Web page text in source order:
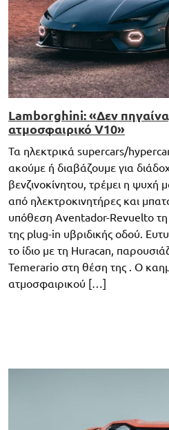
Lamborghini: «Δεν
ατμοσφαιρικό V10»
Τα ηλεκτρικά supercars/
ακούμε ή διαβάζουμε για
βενζινοκίνητου, τρέμει η ψυχή
από ηλεκτροκινητήρες και
υπόθεση Aventador-Revuelto
της plug-in υβριδικής οδού.
το ίδιο με τη Huracan,
Temerario στη θέση της . Ο
ατμοσφαιρικού […]